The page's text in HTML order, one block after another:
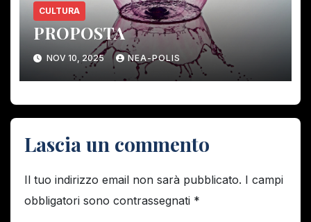
CULTURA
PROPOSTA
NOV 10, 2025 NEA-POLIS
Lascia un commento
Il tuo indirizzo email non sarà pubblicato. I campi
obbligatori sono contrassegnati *